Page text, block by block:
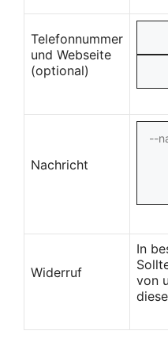
Telefonnummer
und Webseite
(optional)
Nachricht
Widerruf
In
von